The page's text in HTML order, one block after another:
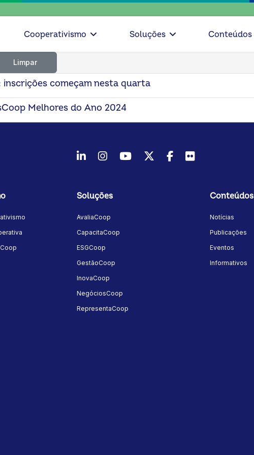
Cooperativismo Soluções Conteúdos
Limpar
começam nesta quarta
Melhores do Ano 2024
LinkedInInstagram
YoutubeTwitter/X
Facebook
Flickr
Soluções
AvaliaCoop
CapacitaCoop
ESGCoop
GestãoCoop
InovaCoop
NegóciosCoop
RepresentaCoop
Conteúdos
Notícias
Publicações
Eventos
Informativos